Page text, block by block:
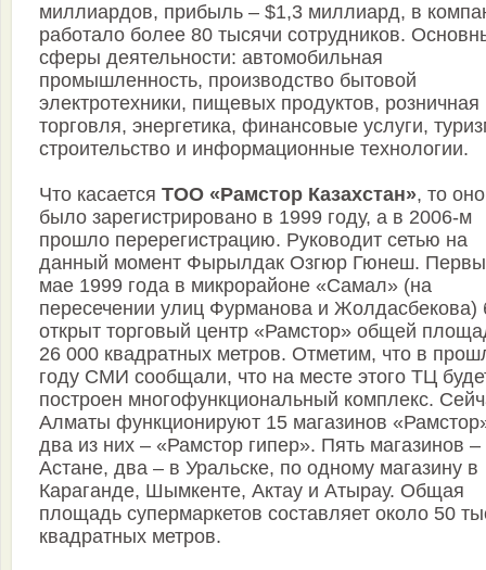
миллиардов, прибыль – $1,3 миллиард, в
работало более 80 тысячи сотрудников.
сферы деятельности: автомобильная
промышленность, производство бытовой
электротехники, пищевых продуктов, розничная
торговля, энергетика, финансовые услуги,
строительство и информационные технологии.
Что касается ТОО «Рамстор Казахстан», то оно
было зарегистрировано в 1999 году, а в 2006-м
прошло перерегистрацию. Руководит сетью на
данный момент Фырылдак Озгюр Гюнеш.
мае 1999 года в микрорайоне «Самал» (на
пересечении улиц Фурманова и Жолдасбекова)
открыт торговый центр «Рамстор» общей
26 000 квадратных метров. Отметим, что в
году СМИ сообщали, что на месте этого ТЦ
построен многофункциональный комплекс.
Алматы функционируют 15 магазинов
два из них – «Рамстор гипер». Пять магазинов –
Астане, два – в Уральске, по одному магазину в
Караганде, Шымкенте, Актау и Атырау. Общая
площадь супермаркетов составляет около 50
квадратных метров.